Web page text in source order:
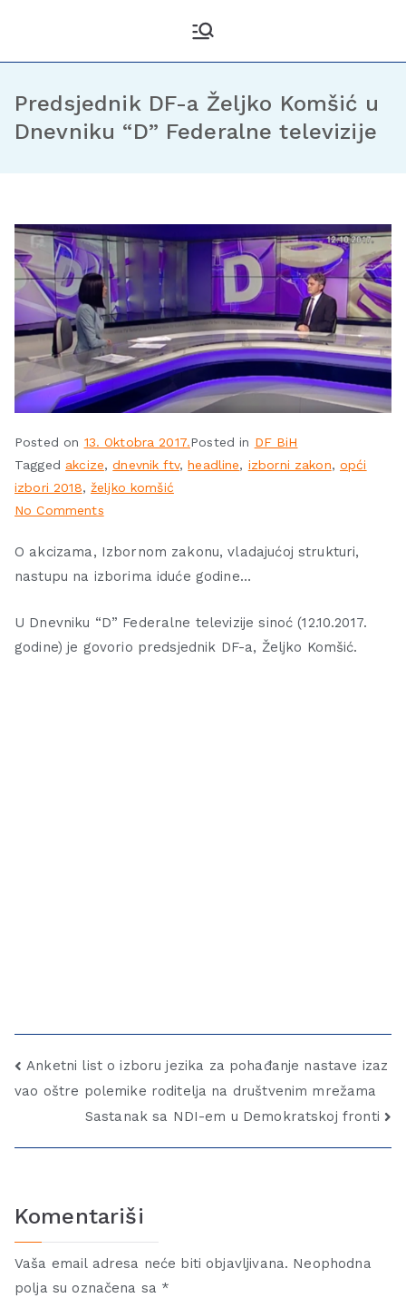
Predsjednik DF-a Željko Komšić u
Dnevniku “D” Federalne televizije
Posted on 13. Oktobra 2017.Posted in DF BiH
Tagged akcize,dnevnik ftv,headline, izborni zakon,opći
izbori 2018, željko komšić
No Comments
O akcizama, Izbornom zakonu, vladajućoj strukturi,
nastupu na izborima iduće godine…
U Dnevniku “D” Federalne televizije sinoć (12.10.2017.
godine) je govorio predsjednik DF-a, Željko Komšić.
Anketni list o izboru jezika za pohađanje nastave izaz
vao oštre polemike roditelja na društvenim mrežama
Sastanak sa NDI-em u Demokratskoj fronti
Komentariši
Vaša email adresa neće biti objavljivana. Neophodna
polja su označena sa *